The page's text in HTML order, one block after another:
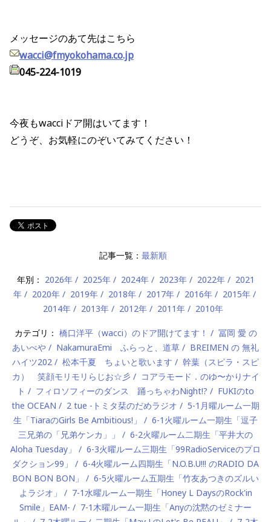
メッセージのあて先はこちら
wacci@fmyokohama.co.jp
045-224-1019
今夜もwacciドア開はいてます！
どうぞ、お気軽にのぞいてみてください！
記事一覧： 最新順
年別： 2026年 2025年 2024年 2023年 2022年
2021
年
2020年 2019年 2018年 2017年 2016年
2015年
2014年
2013年 2012年 2011年 2010年
カテゴリ： 橋口洋平（wacci）のドア開けてます！
冨岡 愛 の
あいべや
NakamuraEmi ふらっと、道草
BREIMEN の 無礼
ハイツ202
松本千夏 ちょいと歌います
幹葉（スピラ・スピ
カ） 笑顔モリモリらじお☆彡
コアラモード．のゆ〜かりナイ
ト
フィロソフィーのダンス 踊っちゃわNight!?
FUKIのto
the OCEAN
2 tue -トミタ栞のだめラジオ
5-1月曜ルーム一期
生「TiaraのGirls Be Ambitious!」
6-1火曜ルーム一期生「逗子
三兄弟の「兄弟ケンカ」」
6-2火曜ルーム二期生「平井大の
Aloha Tuesday」
6-3火曜ルーム三期生「99RadioServiceのプロ
ダクション99」
6-4火曜ルーム四期生「N.O.B.U!!! のRADIO DA
BON BON BON」
6-5火曜ルーム五期生「竹友あつきのズルい
よラジオ」
7-1水曜ルーム一期生「Honey L DaysのRock'in
Smile」EAM-
7-1木曜ルーム一期生「Anyの沈黙のゼミナー